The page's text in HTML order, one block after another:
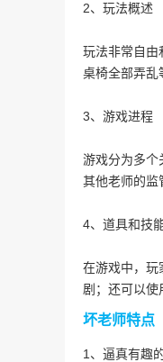
2、玩法概述
玩法非常自由
桌椅全部弄乱
3、游戏进程
游戏分为多个
其他老师的监
4、道具和技
在游戏中，玩
剧；还可以使
坏老师特点
1、逼真有趣